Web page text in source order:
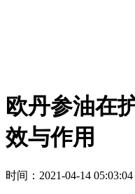
欧丹参油在
效与作用
时间：2021-04-14 05:03:04